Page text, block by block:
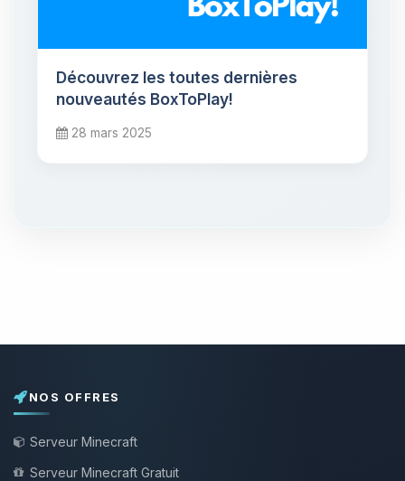
Découvrez les toutes dernières
nouveautés BoxToPlay!
28 mars 2025
NOS OFFRES
Serveur Minecraft
Serveur Minecraft Gratuit